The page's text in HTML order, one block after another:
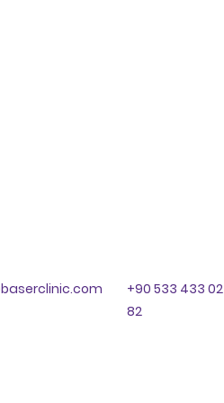
+90 533 433 02
82